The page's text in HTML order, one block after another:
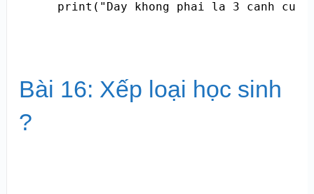
Bài 16: Xếp loại học sinh
?